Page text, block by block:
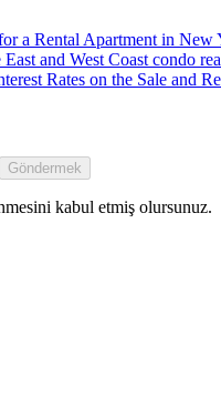
a Rental Apartment in New
and West Coast condo
Rates on the Sale and
Göndermek
kabul etmiş olursunuz.